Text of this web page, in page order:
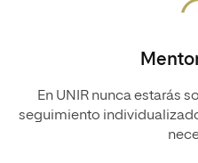
En UNIR nunca estarás
seguimiento